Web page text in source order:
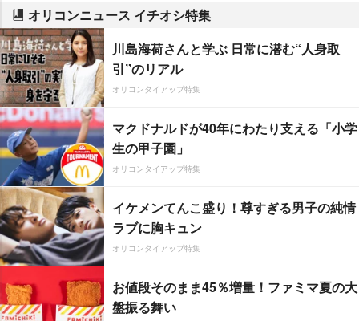
オリコンニュース イチオシ特集
川島海荷さんと学ぶ 日常に潜む“人身取
引”のリアル
オリコンタイアップ特集
マクドナルドが40年にわたり支える「小学
生の甲子園」
オリコンタイアップ特集
イケメンてんこ盛り！尊すぎる男子の純情
ラブに胸キュン
オリコンタイアップ特集
お値段そのまま45％増量！ファミマ夏の大
盤振る舞い